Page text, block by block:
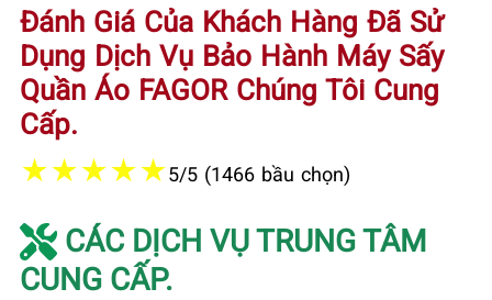
Đánh Giá Của Khách Hàng Đã Sử
Dụng Dịch Vụ Bảo Hành Máy Sấy
Quần Áo FAGOR Chúng Tôi Cung
Cấp.
★★★★★5/5 (1466 bầu chọn)
CÁC DỊCH VỤ TRUNG TÂM
CUNG CẤP.